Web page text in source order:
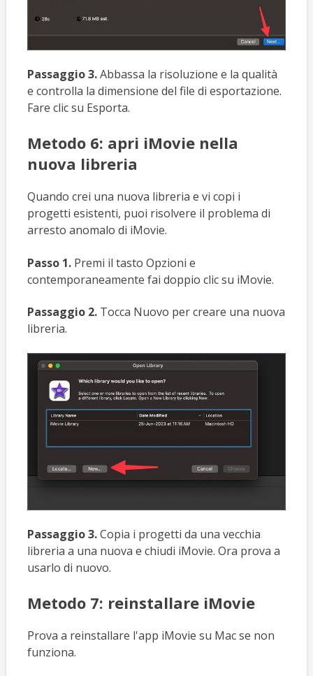
Passaggio 3.Abbassa la risoluzione e la qualità
e controlla la dimensione del file di esportazione.
Fare clic su Esporta.
Metodo 6: apri iMovie nella
nuova libreria
Quando crei una nuova libreria e vi copi i
progetti esistenti, puoi risolvere il problema di
arresto anomalo di iMovie.
Passo 1.Premi il tasto Opzioni e
contemporaneamente fai doppio clic su iMovie.
Passaggio 2.Tocca Nuovo per creare una nuova
libreria.
Passaggio 3.Copia i progetti da una vecchia
libreria a una nuova e chiudi iMovie. Ora prova a
usarlo di nuovo.
Metodo 7: reinstallare iMovie
Prova a reinstallare l'app iMovie su Mac se non
funziona.